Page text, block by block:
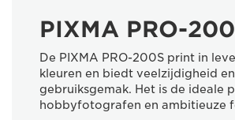
PIXMA PRO-
De PIXMA PRO-200S print in
kleuren en biedt veelzijdigheid en
gebruiksgemak. Het is de ideale
hobbyfotografen en ambitieuze